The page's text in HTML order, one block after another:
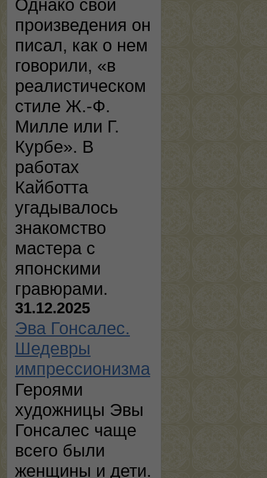
Однако свои
произведения он
писал, как о нем
говорили, «в
реалистическом
стиле Ж.-Ф.
Милле или Г.
Курбе». В
работах
Кайботта
угадывалось
знакомство
мастера с
японскими
гравюрами.
31.12.2025
Эва Гонсалес.
Шедевры
импрессионизма
Героями
художницы Эвы
Гонсалес чаще
всего были
женщины и дети.